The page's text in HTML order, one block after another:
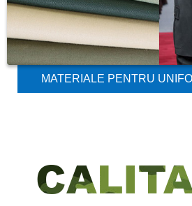
MATERIALE PENTRU